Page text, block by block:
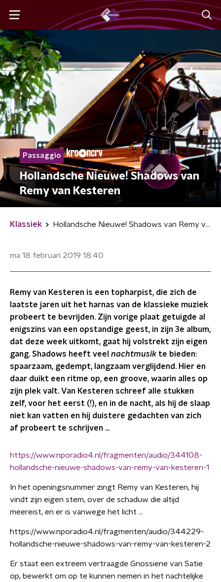
Passaggio
Hollandsche Nieuwe! Shadows van
Remy van Kesteren
Klassiek Hollandsche Nieuwe! Shadows van Remy van Kesteren
ma 18 februari 2019 18:40
Remy van Kesteren is een topharpist, die zich de
laatste jaren uit het harnas van de klassieke muziek
probeert te bevrijden. Zijn vorige plaat getuigde al
enigszins van een opstandige geest, in zijn 3e album,
dat deze week uitkomt, gaat hij volstrekt zijn eigen
gang. Shadows heeft veel nachtmusikte bieden:
spaarzaam, gedempt, langzaam verglijdend. Hier en
daar duikt een ritme op, een groove, waarin alles op
zijn plek valt. Van Kesteren schreef alle stukken
zelf, voor het eerst (!), en in de nacht, als hij de slaap
niet kan vatten en hij duistere gedachten van zich
af probeert te schrijven ...
https://www.nporadio4.nl/fragmenten/audio/344108-
hollandsche-nieuwe-shadows-van-remy-van-kesteren-1
In het openingsnummer zingt Remy van Kesteren, hij
vindt zijn eigen stem, over de schaduw die altijd
meereist, en er is vanwege het licht ...
https://www.nporadio4.nl/fragmenten/audio/344229-
hollandsche-nieuwe-shadows-van-remy-van-kesteren-2
Er staat een extreem vertraagde Gnossiene van Satie
op, bewerkt om op te kunnen nemen in het nachtelijke